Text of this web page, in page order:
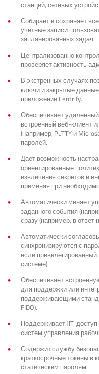
станций, сетевых
Собирает и сохраняет
учетные записи
запланированных задач.
Централизованно
проверяет активность
В экстренных случаях
ключи и закрытые
приложение Centrify.
Обеспечивает
встроенный веб-клиент
(например, PuTTY и
паролей.
Дает возможность
ориентированные
извлечения секретов и
применяя при
Автоматически меняет
заданного события
сразу (например, в ответ
Автоматически
синхронизируются с
если
системе).
Обеспечивает
для поддержки или
поддерживающими
FIDO).
Поддерживает JIT-
систем управления
Содержит службу
краткосрочные токены в
статическим паролям.